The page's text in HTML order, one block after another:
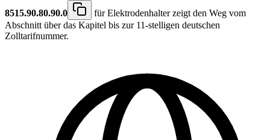
8515.90.80.90.0
für Elektrodenhalter zeigt den Weg vom
Abschnitt über das Kapitel bis zur 11-stelligen deutschen
Zolltarifnummer.